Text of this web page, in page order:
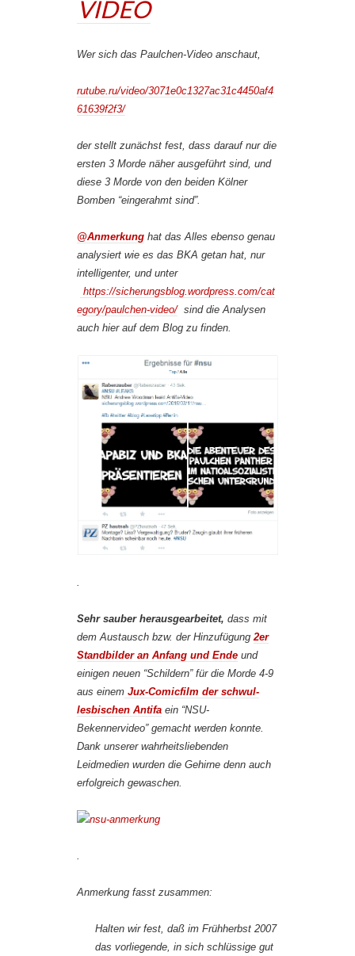
VIDEO
Wer sich das Paulchen-Video anschaut,
rutube.ru/video/3071e0c1327ac31c4450af4
61639f2f3/
der stellt zunächst fest, dass darauf nur die
ersten 3 Morde näher ausgeführt sind, und
diese 3 Morde von den beiden Kölner
Bomben “eingerahmt sind”.
@Anmerkung hat das Alles ebenso genau
analysiert wie es das BKA getan hat, nur
intelligenter, und unter
https://sicherungsblog.wordpress.com/cat
egory/paulchen-video/sind die Analysen
auch hier auf dem Blog zu finden.
.
Sehr sauber herausgearbeitet, dass mit
dem Austausch bzw. der Hinzufügung2er
Standbilder an Anfang und Ende und
einigen neuen “Schildern” für die Morde 4-9
aus einem Jux-Comicfilm der schwul-
lesbischen Antifa ein “NSU-
Bekennervideo” gemacht werden konnte.
Dank unserer wahrheitsliebenden
Leidmedien wurden die Gehirne denn auch
erfolgreich gewaschen.
.
Anmerkung fasst zusammen:
Halten wir fest, daß im Frühherbst 2007
das vorliegende, in sich schlüssige gut